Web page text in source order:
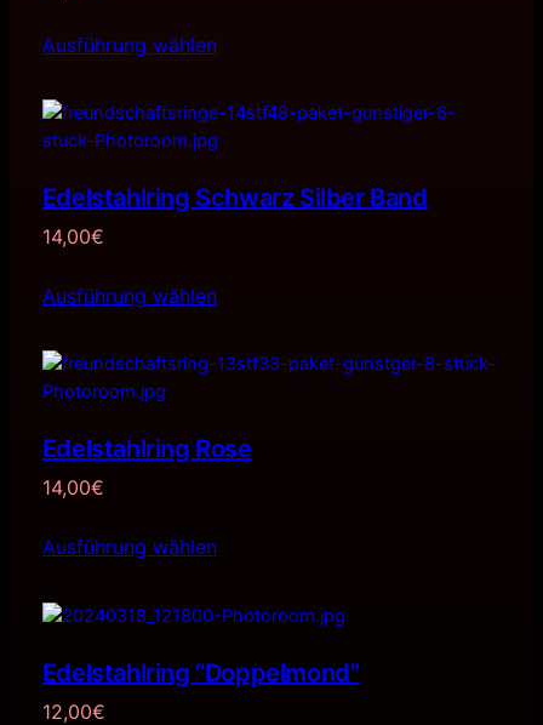
Ausführung wählen
Edelstahlring Schwarz Silber Band
14,00€
Ausführung wählen
Edelstahlring Rose
14,00€
Ausführung wählen
Edelstahlring “Doppelmond”
12,00€